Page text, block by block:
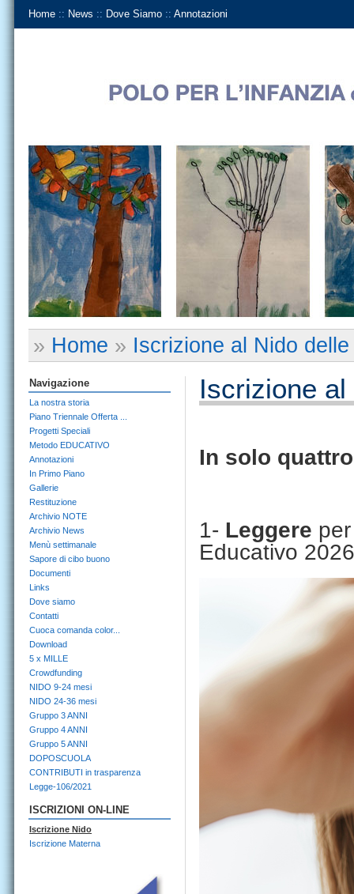
Home :: News :: Dove Siamo :: Annotazioni
» Home » Iscrizione al Nido
Iscrizione
In solo
1- Leggere
Educativo
Navigazione
La nostra storia
Piano Triennale Offerta ...
Progetti Speciali
Metodo EDUCATIVO
Annotazioni
In Primo Piano
Gallerie
Restituzione
Archivio NOTE
Archivio News
Menù settimanale
Sapore di cibo buono
Documenti
Links
Dove siamo
Contatti
Cuoca comanda color...
Download
5 x MILLE
Crowdfunding
NIDO 9-24 mesi
NIDO 24-36 mesi
Gruppo 3 ANNI
Gruppo 4 ANNI
Gruppo 5 ANNI
DOPOSCUOLA
CONTRIBUTI in trasparenza
Legge-106/2021
ISCRIZIONI ON-LINE
Iscrizione Nido
Iscrizione Materna